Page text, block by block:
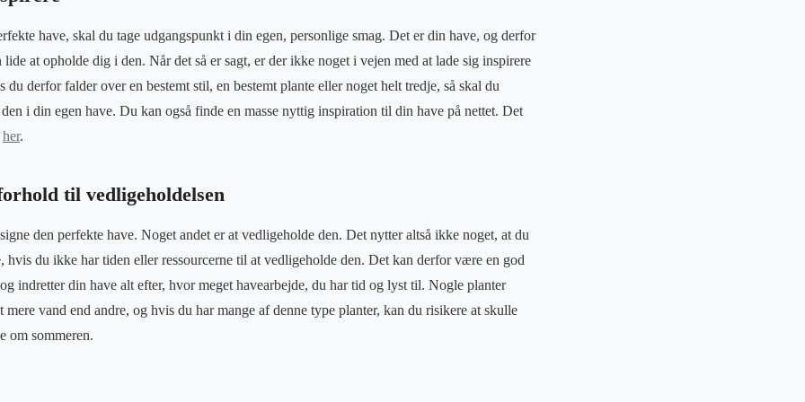
have, skal du tage udgangspunkt i din egen, personlige smag. Det er din have, og derfor
at opholde dig i den. Når det så er sagt, er der ikke noget i vejen med at lade sig inspirere
du derfor falder over en bestemt stil, en bestemt plante eller noget helt tredje, så skal du
i din egen have. Du kan også finde en masse nyttig inspiration til din have på nettet. Det
her.
til vedligeholdelsen
den perfekte have. Noget andet er at vedligeholde den. Det nytter altså ikke noget, at du
hvis du ikke har tiden eller ressourcerne til at vedligeholde den. Det kan derfor være en god
indretter din have alt efter, hvor meget havearbejde, du har tid og lyst til. Nogle planter
vand end andre, og hvis du har mange af denne type planter, kan du risikere at skulle
om sommeren.